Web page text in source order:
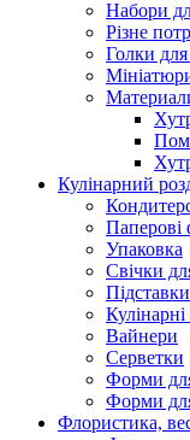
Набори
Різне
Голки
Кулінарний
Паперові
Упаковка
Свічки
Вайнери
Серветки
Форми
Форми
Флористика,